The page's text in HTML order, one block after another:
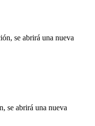
se abrirá una nueva
se abrirá una nueva